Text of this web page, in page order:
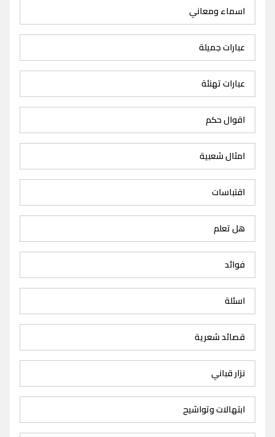
اسماء ومعاني
عبارات جميلة
عبارات تهنئة
اقوال حكم
امثال شعبية
اقتباسات
هل تعلم
فوائد
اسئلة
قصائد شعرية
نزار قباني
ابتهالات وتواشيح